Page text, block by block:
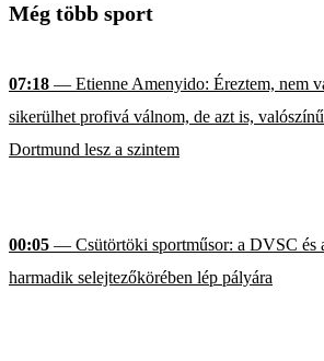
Még több sport
07:18 — Etienne Amenyido: Éreztem, nem
sikerülhet profivá válnom, de azt is,
Dortmund lesz a szintem
00:05 — Csütörtöki sportműsor: a DVSC és
harmadik selejtezőkörében lép pályára